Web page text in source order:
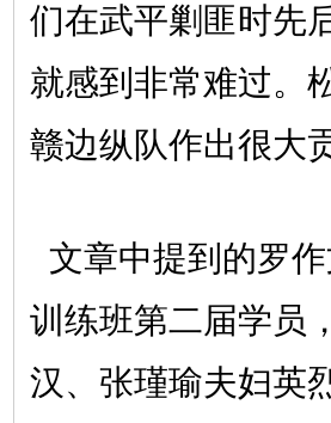
们在武平剿匪时先
就感到非常难过。
赣边纵队作出很大
文章中提到的罗
训练班第二届学员
汉、张瑾瑜夫妇英